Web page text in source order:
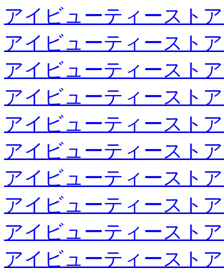
アイビューティースト
アイビューティースト
アイビューティースト
アイビューティースト
アイビューティースト
アイビューティースト
アイビューティースト
アイビューティースト
アイビューティースト
アイビューティースト